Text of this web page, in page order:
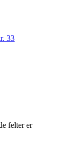
33
felter er